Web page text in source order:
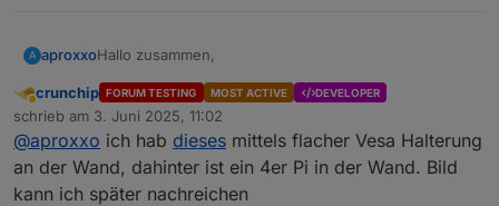
A aproxxoHallo zusammen,
ich recherchiere seit längerem welchen Touchdisplay
ich für meine Visualisierung nutzen möchte. Die
Suche ergab leider keine vernünftige Übersicht,
welche zu empfehlen sind.
Wünschenswert wäre, wenn jeder mal ein Bild von
seinem Display und den Typ hier hochlädt. Um ein
besseren Vergleich zu starten.
Für mich wären folgende Punkte wichtig:
Abwesend
crunchip FORUM TESTING MOST ACTIVE DEVELOPER
schrieb am 3. Juni 2025, 11:02
zuletzt editiert von
@aproxxo ich hab dieses mittels flacher Vesa Halterung
an der Wand, dahinter ist ein 4er Pi in der Wand. Bild
kann ich später nachreichen